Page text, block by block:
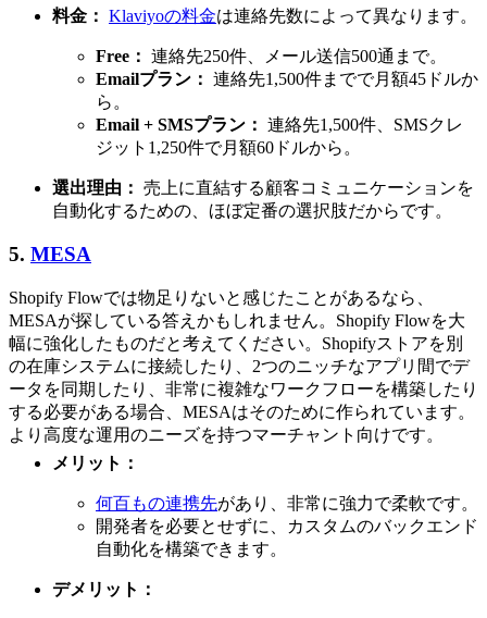
料金： Klaviyoの料金は連絡先数によって異なります。
Free： 連絡先250件、メール送信500通まで。
Emailプラン： 連絡先1,500件までで月額45ドルか
ら。
Email + SMSプラン： 連絡先1,500件、SMSクレ
ジット1,250件で月額60ドルから。
選出理由： 売上に直結する顧客コミュニケーションを
自動化するための、ほぼ定番の選択肢だからです。
5. MESA
Shopify Flowでは物足りないと感じたことがあるなら、
MESAが探している答えかもしれません。Shopify Flowを大
幅に強化したものだと考えてください。Shopifyストアを別
の在庫システムに接続したり、2つのニッチなアプリ間でデ
ータを同期したり、非常に複雑なワークフローを構築したり
する必要がある場合、MESAはそのために作られています。
より高度な運用のニーズを持つマーチャント向けです。
メリット：
何百もの連携先があり、非常に強力で柔軟です。
開発者を必要とせずに、カスタムのバックエンド
自動化を構築できます。
デメリット：